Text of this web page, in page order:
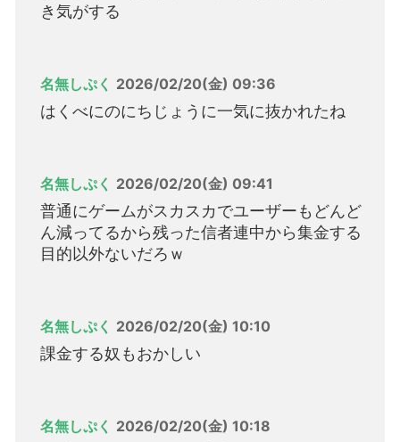
き気がする
名無しぷく 2026/02/20(金) 09:36
はくべにのにちじょうに一気に抜かれたね
名無しぷく 2026/02/20(金) 09:41
普通にゲームがスカスカでユーザーもどんど
ん減ってるから残った信者連中から集金する
目的以外ないだろｗ
名無しぷく 2026/02/20(金) 10:10
課金する奴もおかしい
名無しぷく 2026/02/20(金) 10:18